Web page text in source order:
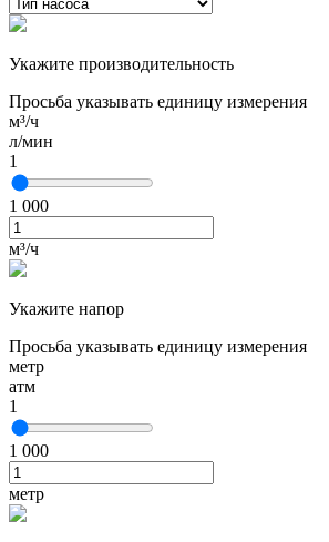
Укажите производительность
Просьба указывать единицу измерения
м³/ч
л/мин
1
1 000
м³/ч
Укажите напор
Просьба указывать единицу измерения
метр
атм
1
1 000
метр